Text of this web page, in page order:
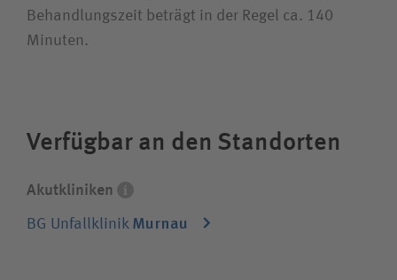
Behandlungszeit beträgt in der Regel ca. 140
Minuten.
Verfügbar an den Standorten
Die Akutkliniken unserer
Unternehmensgruppe sind spezialisiert auf
spielt keine Rolle.
Akutkliniken
BG Unfallklinik Murnau